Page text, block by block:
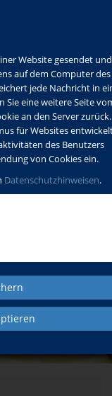
Website gesendet
auf dem Computer des
jede Nachricht in
Sie eine weitere Seite
an den Server zurück.
für Websites
des Benutzers
von Cookies ein.
Datenschutzhinweisen.
Service